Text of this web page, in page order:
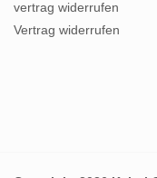
vertrag widerrufen
Vertrag widerrufen